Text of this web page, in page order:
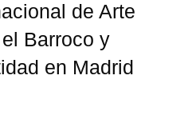
de Arte
Barroco y
en Madrid